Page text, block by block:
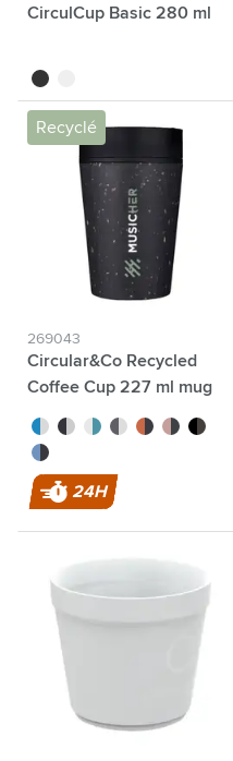
CirculCup Basic 280 ml
noir
Recyclé
269043
Circular&Co Recycled
Coffee Cup 227 ml mug
blanc/bleu
gris/blanc
blanc/vert
blanc/noir
gris/orange
noir/rosenoir/noir
gris/bleu
24H